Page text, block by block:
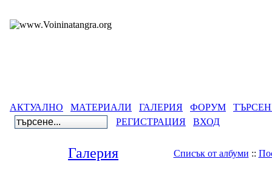
АКТУАЛНО МАТЕРИАЛИ ГАЛЕРИЯ ФОРУМ
РЕГИСТРАЦИЯ
ВХОД
Галерия Списък от албуми ::